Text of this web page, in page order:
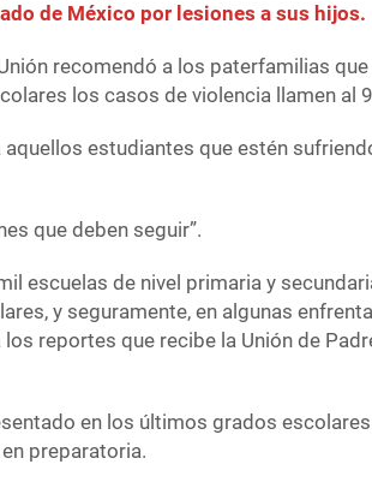
de México por lesiones a sus hijos.
recomendó a los paterfamilias que
los casos de violencia llamen al
estudiantes que estén
que deben seguir”.
escuelas de nivel primaria y
y seguramente, en algunas
reportes que recibe la Unión de
en los últimos grados
preparatoria.